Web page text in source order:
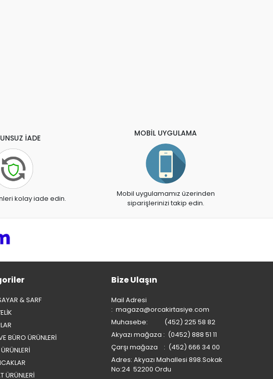
İADE
kolay iade edin.
MOBİL UYGULAMA
Mobil uygulamamız üzerinden
siparişlerinizi takip edin.
& SARF
BÜRO ÜRÜNLERİ
ÜRÜNLERİ
Bize Ulaşın
Mail Adresi
: magaza@orcakirtasiye.com
Muhasebe: (452) 225 58 82
Akyazı mağaza : (0452) 888 51 11
Çarşı mağaza : (452) 666 34 00
Adres: Akyazı Mahallesi 898.Sokak
No:24 52200 Ordu